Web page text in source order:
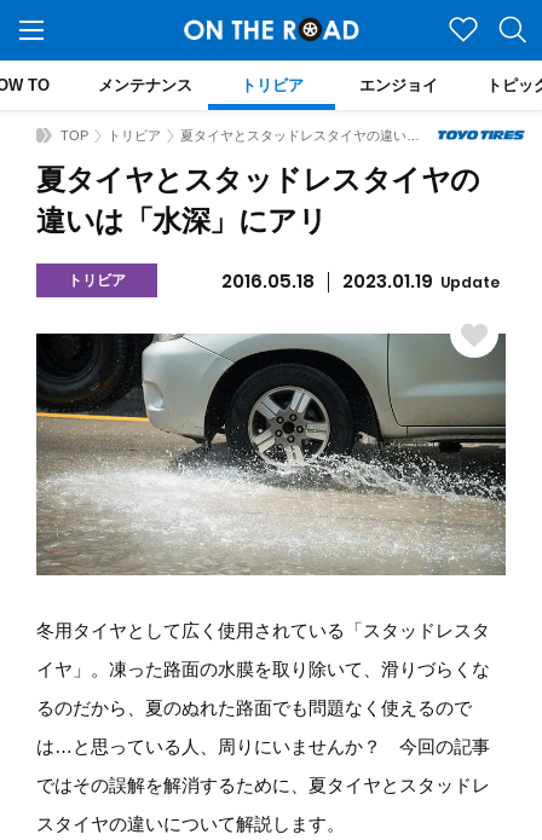
TO メンテナンス トリビア エンジョイ トピッ
TOP トリビア
夏タイヤとスタッドレスタイヤの
違いは「水深」にアリ
トリビア 2016.05.18 2023.01.19 Update
冬用タイヤとして広く使用されている「スタッドレスタ
イヤ」。凍った路面の水膜を取り除いて、滑りづらくな
るのだから、夏のぬれた路面でも問題なく使えるので
は…と思っている人、周りにいませんか？ 今回の記事
ではその誤解を解消するために、夏タイヤとスタッドレ
スタイヤの違いについて解説します。